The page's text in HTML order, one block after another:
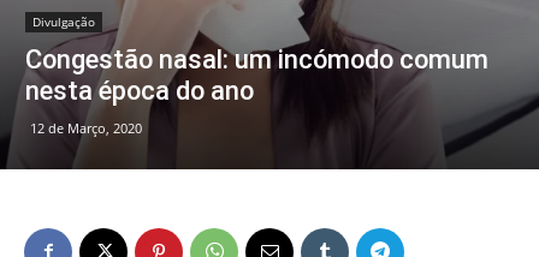
Divulgação
Congestão nasal: um incómodo comum
nesta época do ano
12 de Março, 2020